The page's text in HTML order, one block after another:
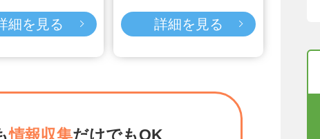
細を見る 詳細を見る
情報収集だけでもOK